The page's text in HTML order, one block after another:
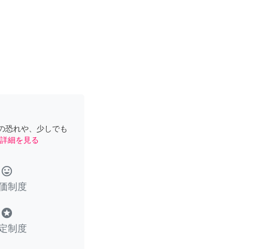
恐れや、少しでも
詳細を見る
tag_faces
制度
stars
制度